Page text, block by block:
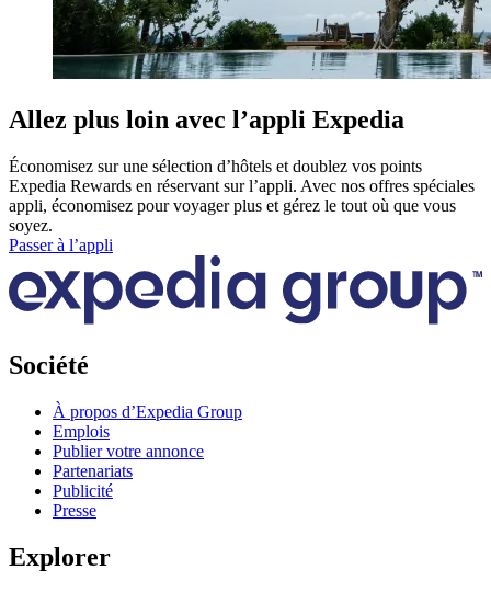
Allez plus loin avec l’appli Expedia
Économisez sur une sélection d’hôtels et doublez vos points
Expedia Rewards en réservant sur l’appli. Avec nos offres spéciales
appli, économisez pour voyager plus et gérez le tout où que vous
soyez.
Passer à l’appli
Société
À propos d’Expedia Group
Emplois
Publier votre annonce
Partenariats
Publicité
Presse
Explorer